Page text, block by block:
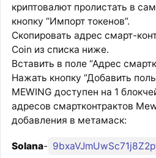
криптовалют пролистать в
кнопку “Импорт токенов”.
Скопировать адрес смарт-
Coin из списка ниже.
Вставить в поле “Адрес
Нажать кнопку “Добавить
MEWING доступен на 1
адресов смартконтрактов
добавления в метамаск:
Solana-